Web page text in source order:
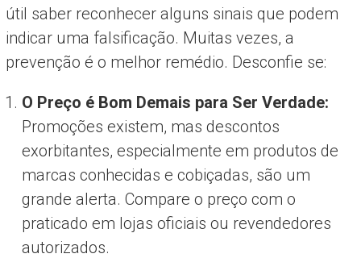
útil saber reconhecer alguns sinais que podem
indicar uma falsificação. Muitas vezes, a
prevenção é o melhor remédio. Desconfie se:
O Preço é Bom Demais para Ser Verdade:
Promoções existem, mas descontos
exorbitantes, especialmente em produtos de
marcas conhecidas e cobiçadas, são um
grande alerta. Compare o preço com o
praticado em lojas oficiais ou revendedores
autorizados.